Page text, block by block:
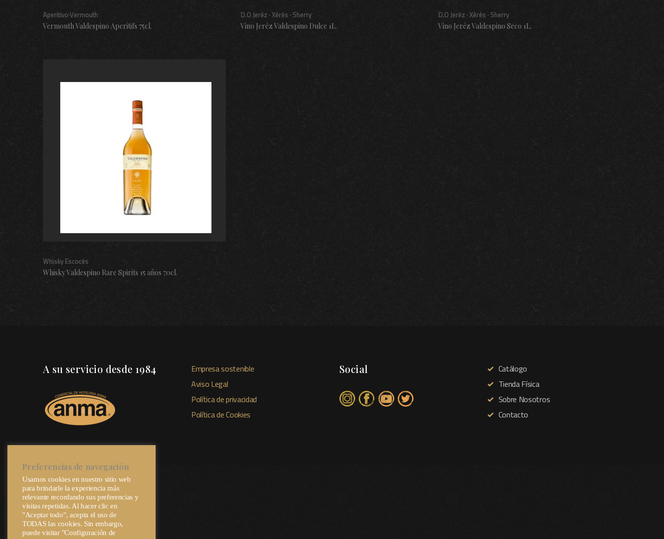
Aperitivo·Vermouth
Vermouth Valdespino Aperitifs 75cl.
D.O Jeréz · Xérés · Sherry
Vino Jeréz Valdespino Dulce 1L.
D.O Jeréz · Xérés · Sherry
Vino Jeréz Valdespino Seco 1L.
Whisky Escocés
Whisky Valdespino Rare Spirits 15 años 70cl.
A su servicio desde 1984
Empresa sostenible
Aviso Legal
Política de privacidad
Política de Cookies
Social
Catálogo
Tienda Física
Sobre Nosotros
Contacto
Preferencias de navegación
Usamos cookies en nuestro sitio web
para brindarle la experiencia más
relevante recordando sus preferencias y
visitas repetidas. Al hacer clic en
"Aceptar todo", acepta el uso de
TODAS las cookies. Sin embargo,
puede visitar "Configuración de